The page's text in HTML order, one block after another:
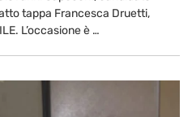
tappa Francesca Druetti,
L’occasione è …